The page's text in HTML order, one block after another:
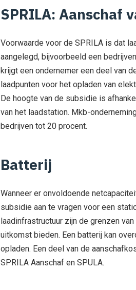
SPRILA: Aanschaf
Voorwaarde voor de SPRILA is dat
aangelegd, bijvoorbeeld een
krijgt een ondernemer een deel van
laadpunten voor het opladen van
De hoogte van de subsidie is
van het laadstation. Mkb-
bedrijven tot 20 procent.
Batterij
Wanneer er onvoldoende
subsidie aan te vragen voor een
laadinfrastructuur zijn de grenzen
uitkomst bieden. Een batterij kan
opladen. Een deel van de
SPRILA Aanschaf en SPULA.